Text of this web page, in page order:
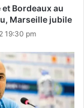
et Bordeaux au
Marseille jubile
19:30 pm